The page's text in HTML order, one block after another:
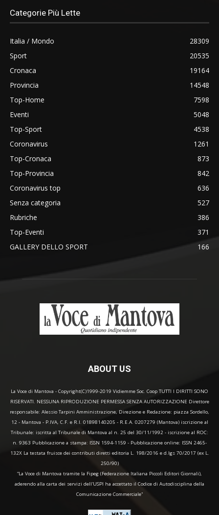
Categorie Più Lette
Italia / Mondo
28309
Sport
20535
Cronaca
19164
Provincia
14548
Top-Home
7598
Eventi
5048
Top-Sport
4538
Coronavirus
1261
Top-Cronaca
873
Top-Provincia
842
Coronavirus top
636
Senza categoria
527
Rubriche
386
Top-Eventi
371
GALLERY DELLO SPORT
166
ABOUT US
La Voce di Mantova - Copyright(C)1999-2019 Vidiemme Soc. Coop TUTTI I DIRITTI SONO
RISERVATI. NESSUNA RIPRODUZIONE PERMESSA SENZA AUTORIZZAZIONE Direttore
responsabile: Alessio Tarpini Amministrazione, Direzione e Redazione: piazza Sordello,
12 - Mantova - P.IVA, C.F. e R.I. 01898140205 - R.E.A. 0207279 (Mantova) iscrizione al
Tribunale: iscritta al Tribunale di Mantova al n. 25 del 30/11/1992 - iscrizione al ROC:
n. 9363 Pubblicazione a stampa: ISSN 1594-1159 - Pubblicazione online: ISSN 2465-
132X La testata fruisce dei contributi diretti editoria L. 198/2016 e d.lgs 70/2017 (ex L.
250/90)
“La Voce di Mantova tramite la Fipeg (Federazione Italiana Piccoli Editori Giornali),
aderendo alla carta dei servizi dell'USPI ha accettato il Codice di Autodisciplina della
Comunicazione Commerciale"